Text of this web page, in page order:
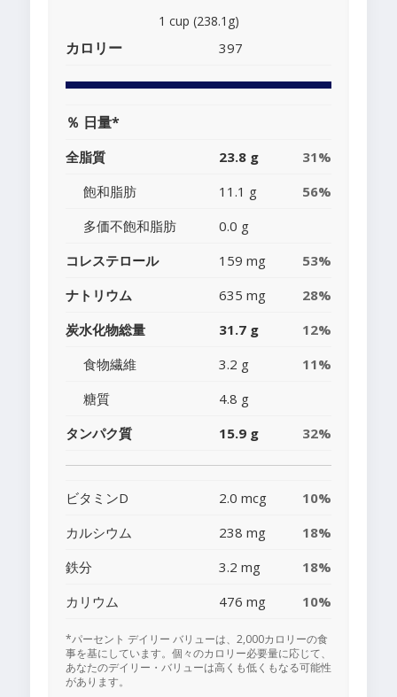
1 cup (238.1g)
カロリー 397
％ 日量*
全脂質 23.8 g
31%
飽和脂肪
11.1 g
56%
多価不飽和脂肪
0.0 g
コレステロール
159 mg
53%
ナトリウム
635 mg
28%
炭水化物総量
31.7 g
12%
食物繊維
3.2 g
11%
糖質
4.8 g
タンパク質
15.9 g 32%
ビタミンD 2.0 mcg
10%
カルシウム
238 mg
18%
鉄分
3.2 mg
18%
カリウム
476 mg 10%
*パーセント デイリー バリューは、2,000カロリーの食
事を基にしています。個々のカロリー必要量に応じて、
あなたのデイリー・バリューは高くも低くもなる可能性
があります。